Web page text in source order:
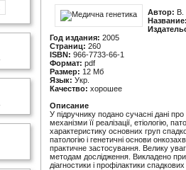
Автор: В.
Год издания: 2005
Страниц: 260
ISBN: 966-7733-66-1
Формат: pdf
Размер: 12 Мб
Язык: Укр.
Качество: хорошее
Описание
У підручнику подано сучасні дані
механізми її реалізації, етіологію,
характеристику основних груп
патологію і генетичні основи
практичне застосування. Велику
методам дослідження. Викладено
діагностики і профілактики